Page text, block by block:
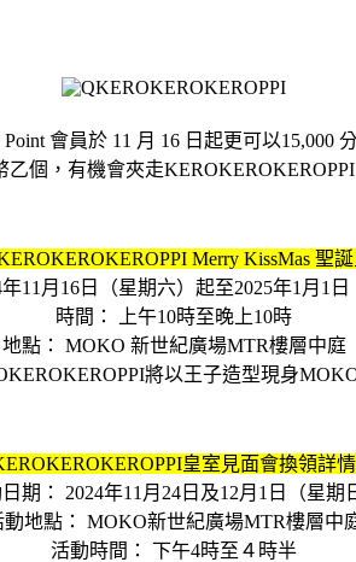
會員於 11 月 16 日起更可以15,000
個，有機會夾走
Merry KissMas 聖
年11月16日（星期六）起至2025年1月1日
時間： 上午10時至晚上10時
地點： MOKO 新世紀廣場MTR樓層中庭
將以王子造型現身
皇室見面會換領詳情
期： 2024年11月24日及12月1日（星期
動地點： MOKO新世紀廣場MTR樓層中
活動時間： 下午4時至４時半